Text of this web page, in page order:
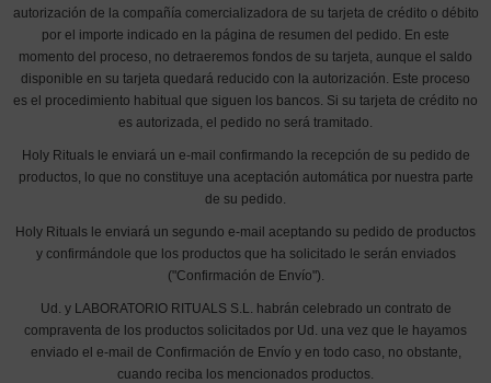
autorización de la compañía comercializadora de su tarjeta de crédito o débito
por el importe indicado en la página de resumen del pedido. En este
momento del proceso, no detraeremos fondos de su tarjeta, aunque el saldo
disponible en su tarjeta quedará reducido con la autorización. Este proceso
es el procedimiento habitual que siguen los bancos. Si su tarjeta de crédito no
es autorizada, el pedido no será tramitado.
Holy Rituals le enviará un e-mail confirmando la recepción de su pedido de
productos, lo que no constituye una aceptación automática por nuestra parte
de su pedido.
Holy Rituals le enviará un segundo e-mail aceptando su pedido de productos
y confirmándole que los productos que ha solicitado le serán enviados
("Confirmación de Envío").
Ud. y LABORATORIO RITUALS S.L. habrán celebrado un contrato de
compraventa de los productos solicitados por Ud. una vez que le hayamos
enviado el e-mail de Confirmación de Envío y en todo caso, no obstante,
cuando reciba los mencionados productos.